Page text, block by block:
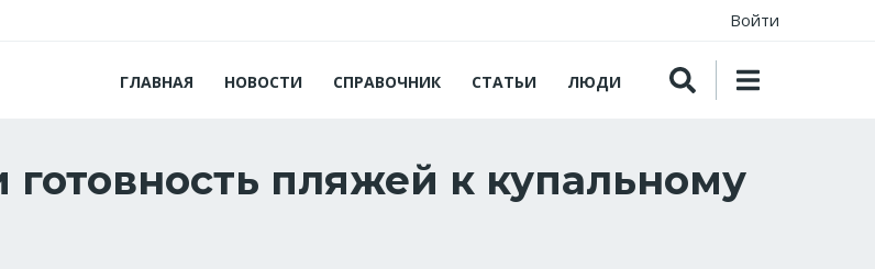
Войти
ГЛАВНАЯ НОВОСТИ СПРАВОЧНИК СТАТЬИ ЛЮДИ
пляжей к купальному